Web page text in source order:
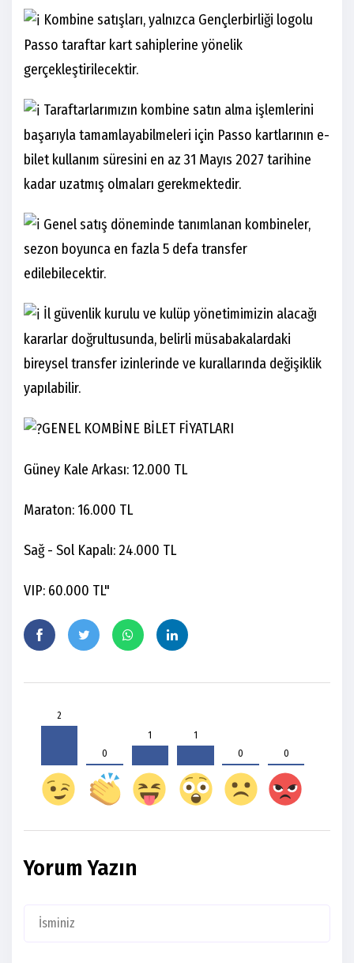
Kombine satışları, yalnızca Gençlerbirliği logolu
Passo taraftar kart sahiplerine yönelik
gerçekleştirilecektir.
Taraftarlarımızın kombine satın alma işlemlerini
başarıyla tamamlayabilmeleri için Passo kartlarının e-
bilet kullanım süresini en az 31 Mayıs 2027 tarihine
kadar uzatmış olmaları gerekmektedir.
Genel satış döneminde tanımlanan kombineler,
sezon boyunca en fazla 5 defa transfer
edilebilecektir.
İl güvenlik kurulu ve kulüp yönetimimizin alacağı
kararlar doğrultusunda, belirli müsabakalardaki
bireysel transfer izinlerinde ve kurallarında değişiklik
yapılabilir.
GENEL KOMBİNE BİLET FİYATLARI
Güney Kale Arkası: 12.000 TL
Maraton: 16.000 TL
Sağ - Sol Kapalı: 24.000 TL
VIP: 60.000 TL"
2
0
1
1
0
0
Yorum Yazın